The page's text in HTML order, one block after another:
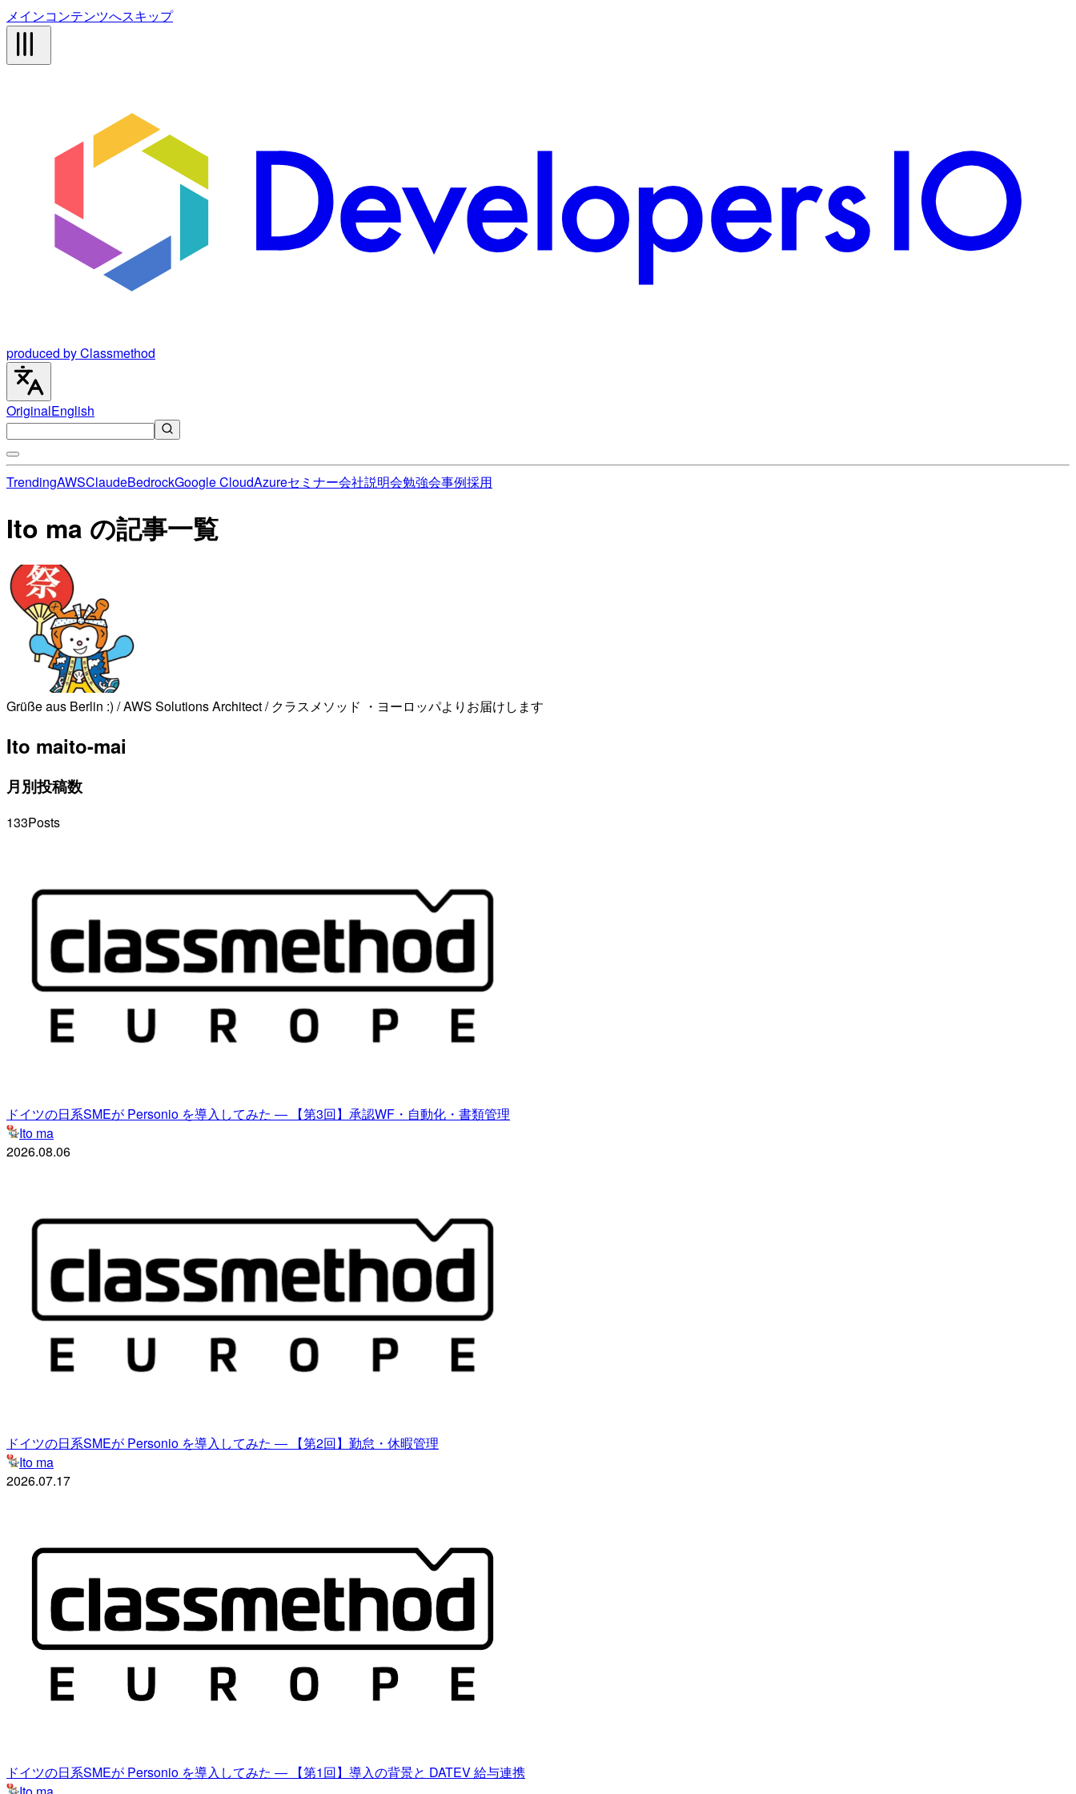
メインコンテンツへスキップ
produced by Classmethod
OriginalEnglish
TrendingAWSClaudeBedrockGoogle CloudAzureセミナー会社説明会勉強会事例採用
Ito ma の記事一覧
Grüße aus Berlin :) / AWS Solutions Architect / クラスメソッド ・ヨーロッパよりお届けします
Ito maito-mai
月別投稿数
133Posts
ドイツの日系SMEが Personio を導入してみた ― 【第3回】承認WF・自動化・書類管理
Ito ma
2026.08.06
ドイツの日系SMEが Personio を導入してみた ― 【第2回】勤怠・休暇管理
Ito ma
2026.07.17
ドイツの日系SMEが Personio を導入してみた ― 【第1回】導入の背景と DATEV 給与連携